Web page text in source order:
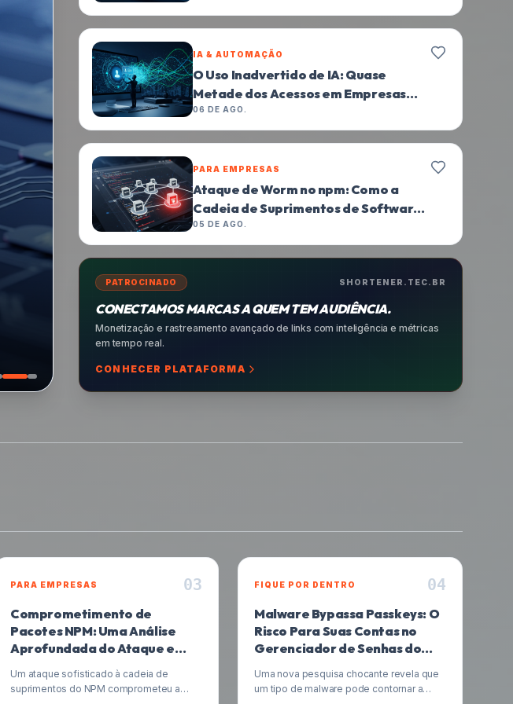
IA & AUTOMAÇÃO
O Uso Inadvertido de IA: Quase
Metade dos Acessos em Empresas
Foge ao Controle
06 DE AGO.
GUIA DE PROTEÇÃO
Ataque na Cadeia de Suprimentos
QuickFox: Ameaça de Backdoor
FDMTP Revela Vulnerabilidades
Críticas
05 DE AGO.
PATROCINADO SHORTENER.TEC.BR
CONECTAMOS MARCAS A QUEM TEM AUDIÊNCIA.
Monetização e rastreamento avançado de links com inteligência e métricas
em tempo real.
CONHECER PLATAFORMA
PARA EMPRESAS 03
Comprometimento de
Pacotes NPM: Uma Análise
Aprofundada do Ataque e
Um ataque sofisticado à cadeia de
suprimentos do NPM comprometeu a
FIQUE POR DENTRO 04
Malware Bypassa Passkeys: O
Risco Para Suas Contas no
Gerenciador de Senhas do
Uma nova pesquisa chocante revela que
um tipo de malware pode contornar a